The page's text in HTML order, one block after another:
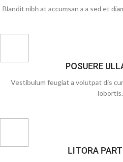
Blandit nibh at accumsan a a sed et
POSUERE
Vestibulum feugiat a volutpat dis
lobortis.
LITORA